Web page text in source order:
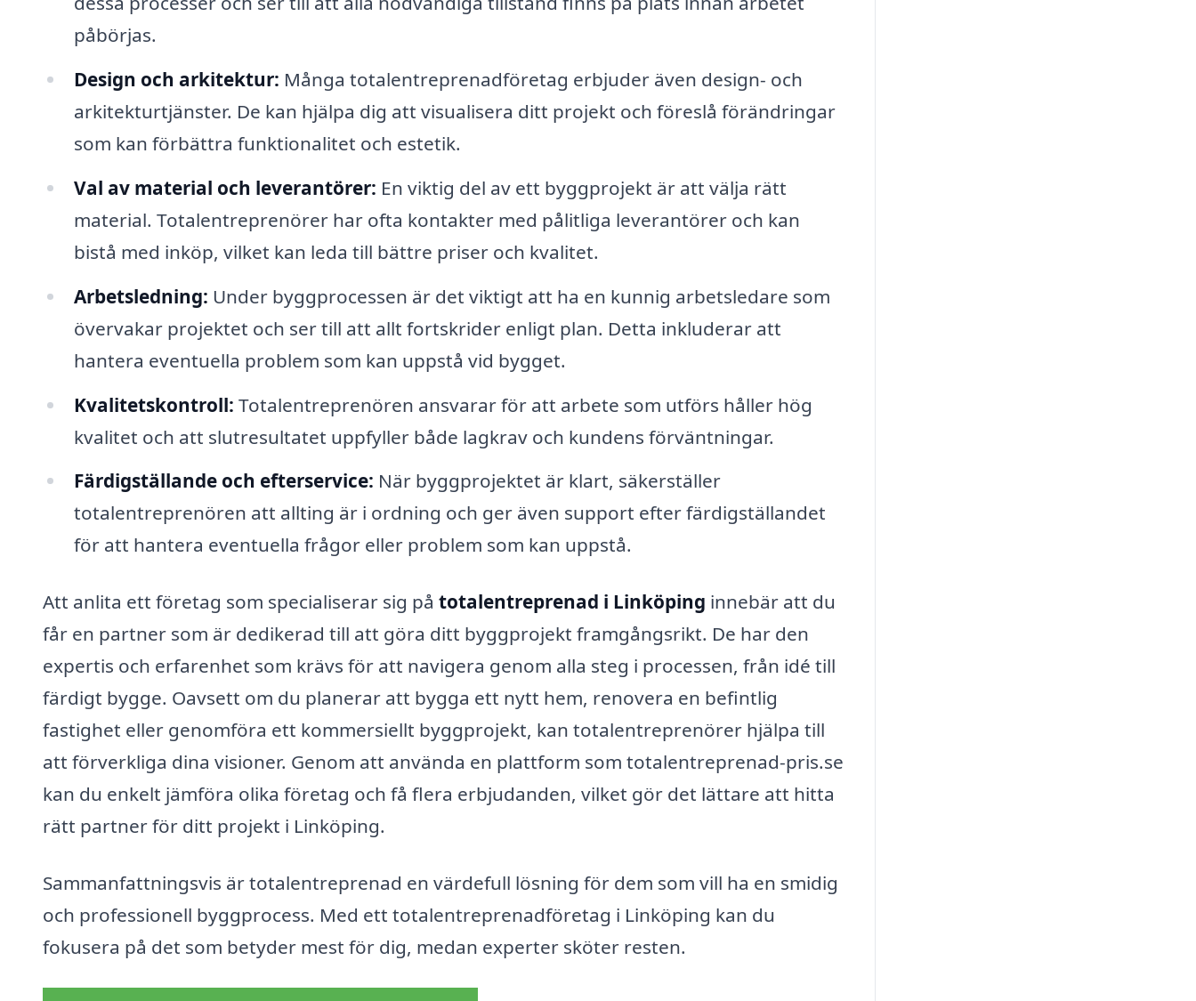
påbörjas.
Design och arkitektur: Många totalentreprenadföretag erbjuder även design- och
arkitekturtjänster. De kan hjälpa dig att visualisera ditt projekt och föreslå förändringar
som kan förbättra funktionalitet och estetik.
Val av material och leverantörer: En viktig del av ett byggprojekt är att välja rätt
material. Totalentreprenörer har ofta kontakter med pålitliga leverantörer och kan
bistå med inköp, vilket kan leda till bättre priser och kvalitet.
Arbetsledning: Under byggprocessen är det viktigt att ha en kunnig arbetsledare som
övervakar projektet och ser till att allt fortskrider enligt plan. Detta inkluderar att
hantera eventuella problem som kan uppstå vid bygget.
Kvalitetskontroll: Totalentreprenören ansvarar för att arbete som utförs håller hög
kvalitet och att slutresultatet uppfyller både lagkrav och kundens förväntningar.
Färdigställande och efterservice: När byggprojektet är klart, säkerställer
totalentreprenören att allting är i ordning och ger även support efter färdigställandet
för att hantera eventuella frågor eller problem som kan uppstå.
Att anlita ett företag som specialiserar sig på totalentreprenad i Linköping innebär att du
får en partner som är dedikerad till att göra ditt byggprojekt framgångsrikt. De har den
expertis och erfarenhet som krävs för att navigera genom alla steg i processen, från idé till
färdigt bygge. Oavsett om du planerar att bygga ett nytt hem, renovera en befintlig
fastighet eller genomföra ett kommersiellt byggprojekt, kan totalentreprenörer hjälpa till
att förverkliga dina visioner. Genom att använda en plattform som totalentreprenad-pris.se
kan du enkelt jämföra olika företag och få flera erbjudanden, vilket gör det lättare att hitta
rätt partner för ditt projekt i Linköping.
Sammanfattningsvis är totalentreprenad en värdefull lösning för dem som vill ha en smidig
och professionell byggprocess. Med ett totalentreprenadföretag i Linköping kan du
fokusera på det som betyder mest för dig, medan experter sköter resten.